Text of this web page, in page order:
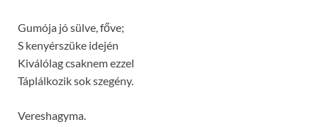
Gumója jó sülve, főve;
S kenyérszüke idején
Kiválólag csaknem ezzel
Táplálkozik sok szegény.
Vereshagyma.